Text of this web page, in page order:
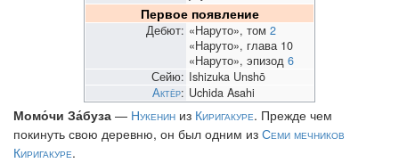
Первое появление
Дебют: «Наруто», том 2
«Наруто», глава 10
«Наруто», эпизод 6
Сейю: Ishizuka Unshō
Актёр: Uchida Asahi
Момо́чи За́буза — Нукенин из Киригакуре. Прежде чем
покинуть свою деревню, он был одним из Семи мечников
Киригакуре.